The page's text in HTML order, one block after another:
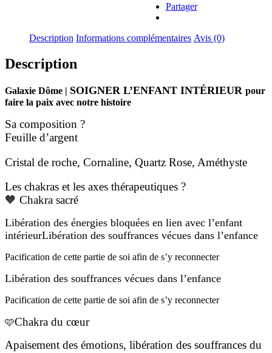
Rose
Partager
Description Informations complémentaires Avis (0)
Description
Galaxie Dôme | SOIGNER L’ENFANT INTÉRIEUR pour
faire la paix avec notre histoire
Sa composition ?
Feuille d’argent
Cristal de roche, Cornaline, Quartz Rose, Améthyste
Les chakras et les axes thérapeutiques ?
🧡 Chakra sacré
Libération des énergies bloquées en lien avec l’enfant
intérieurLibération des souffrances vécues dans l’enfance
Pacification de cette partie de soi afin de s’y reconnecter
Libération des souffrances vécues dans l’enfance
Pacification de cette partie de soi afin de s’y reconnecter
🩷Chakra du cœur
Apaisement des émotions, libération des souffrances du